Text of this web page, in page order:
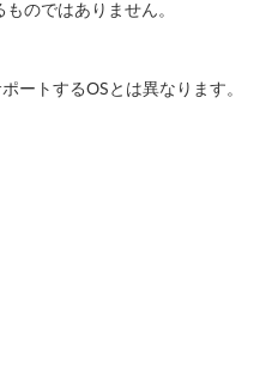
のではありません。
ートするOSとは異なります。